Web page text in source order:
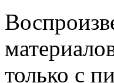
только с